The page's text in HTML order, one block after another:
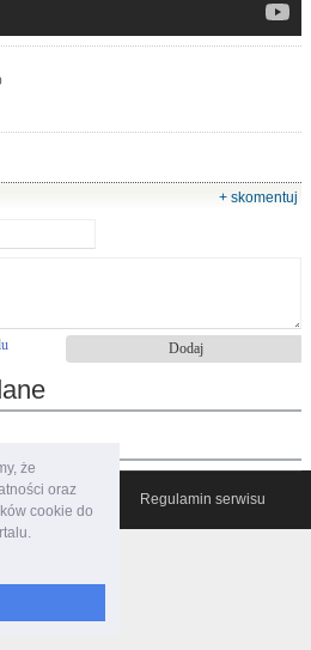
że
oraz
cookie do
+ skomentuj
informacyjny Regulamin serwisu